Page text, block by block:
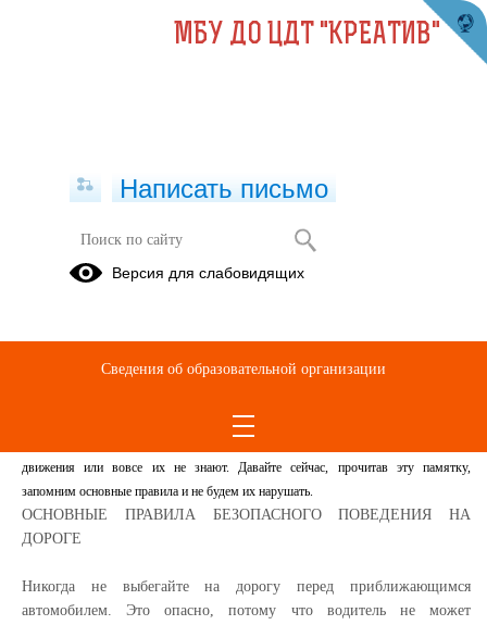
21 сентября 2021 года Единый день
безопасности! Памятка школьнику
становятся дети. Каждый день вы выходите на улицу и становитесь участниками
движения или вовсе их не знают. Давайте сейчас, прочитав эту памятку,
запомним основные правила и не будем их нарушать.
ОСНОВНЫЕ ПРАВИЛА БЕЗОПАСНОГО ПОВЕДЕНИЯ НА
ДОРОГЕ
Никогда не выбегайте на дорогу перед приближающимся
автомобилем. Это опасно, потому что водитель не может
МБУ ДО ЦДТ "КРЕАТИВ"
Написать письмо
Версия для слабовидящих
Сведения об образовательной организации